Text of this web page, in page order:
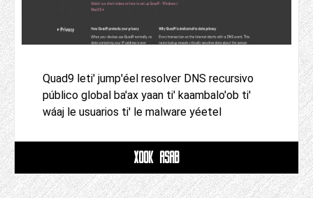
Quad9 leti' jump'éel resolver DNS recursivo
público global ba'ax yaan ti' kaambalo'ob ti'
wáaj le usuarios ti' le malware yéetel
XOOK ASAB